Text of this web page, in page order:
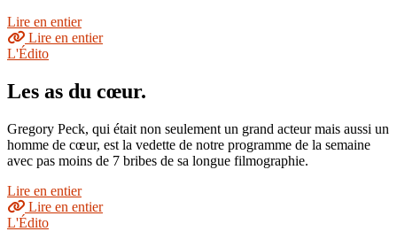
Lire en entier
Lire en entier
L'Édito
Les as du cœur.
Gregory Peck, qui était non seulement un grand acteur mais aussi un
homme de cœur, est la vedette de notre programme de la semaine
avec pas moins de 7 bribes de sa longue filmographie.
Lire en entier
Lire en entier
L'Édito